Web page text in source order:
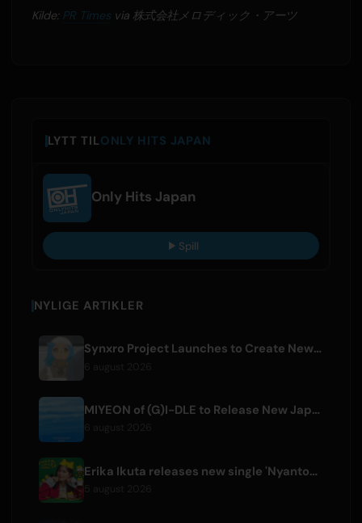
Kilde: PR Timesvia 株式会社メロディック・アーツ
LYTT TILONLY HITS JAPAN
Only Hits Japan
Spill
NYLIGE ARTIKLER
Synxro Project Launches to Create New IP from Fictional Anime Openings
MIYEON of (G)I-DLE to Release New Japanese Digital Single 'RUN AWAY'
Erika Ikuta releases new single 'Nyantokanyaruru' for children's book 'Fumikiri Neko'